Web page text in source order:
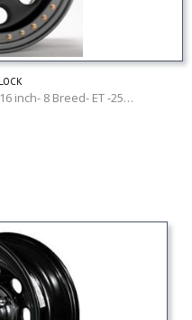
inch- 8 Breed- ET -25…